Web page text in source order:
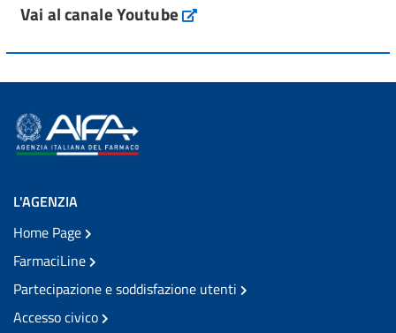
Vai al canale Youtube
L'AGENZIA
Home Page
FarmaciLine
Partecipazione e soddisfazione utenti
Accesso civico